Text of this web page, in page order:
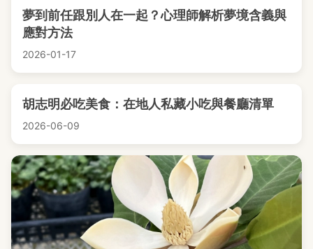
夢到前任跟別人在一起？心理師解析夢境含義與
應對方法
2026-01-17
胡志明必吃美食：在地人私藏小吃與餐廳清單
2026-06-09